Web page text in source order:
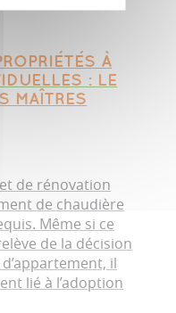
À
: LE
MAÎTRES
de rénovation
de chaudière
Même si ce
de la décision
il
lié à l’adoption